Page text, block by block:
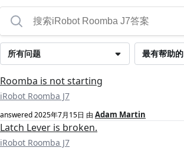
最有帮助的
所有问题
Roomba is not starting
iRobot Roomba J7
answered2025年7月15日 由 Adam Martin
Latch Lever is broken.
iRobot Roomba J7